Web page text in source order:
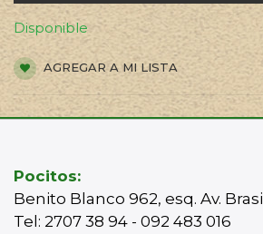
Disponible
AGREGAR A MI LISTA
Pocitos:
Benito Blanco 962, esq. Av. Brasil
Tel: 2707 38 94 - 092 483 016